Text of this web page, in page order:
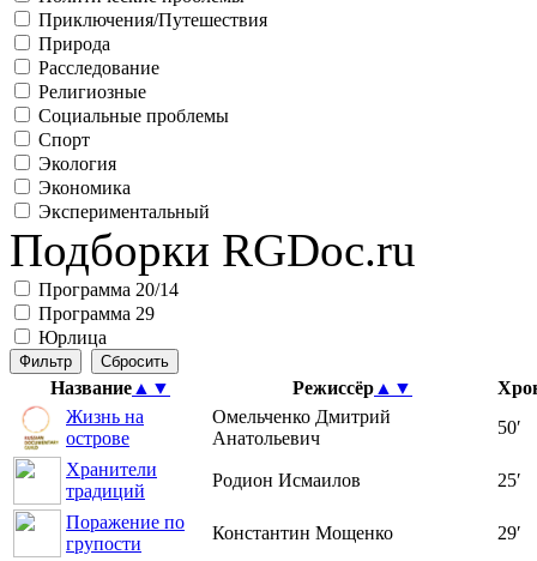
Приключения/Путешествия
Природа
Расследование
Религиозные
Социальные проблемы
Спорт
Экология
Экономика
Экспериментальный
Подборки RGDoc.ru
Программа 20/14
Программа 29
Юрлица
Название ▲ ▼ Режиссёр ▲ ▼
Жизнь на
острове
Омельченко Дмитрий
Анатольевич
50′
Хранители
традиций
Родион Исмаилов 25′
Поражение по
групости
Константин Мощенко
29′